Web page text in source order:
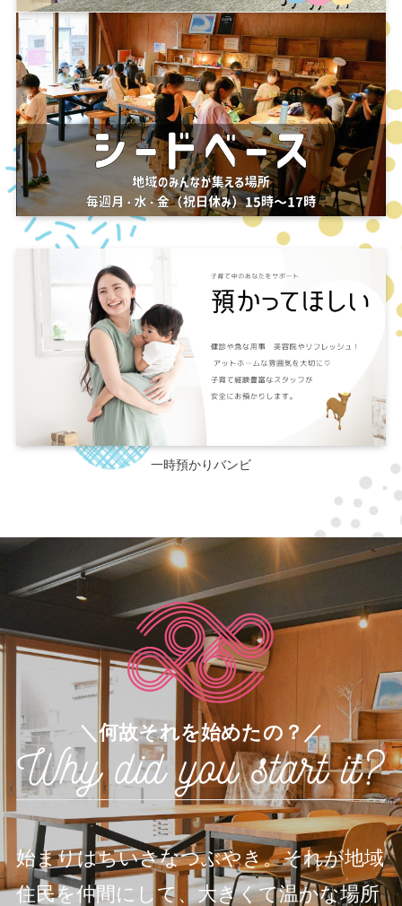
一時預かりバンビ
＼何故それを始めたの？／
始まりはちいさなつぶやき。それが地域
住民を仲間にして、大きくて温かな場所